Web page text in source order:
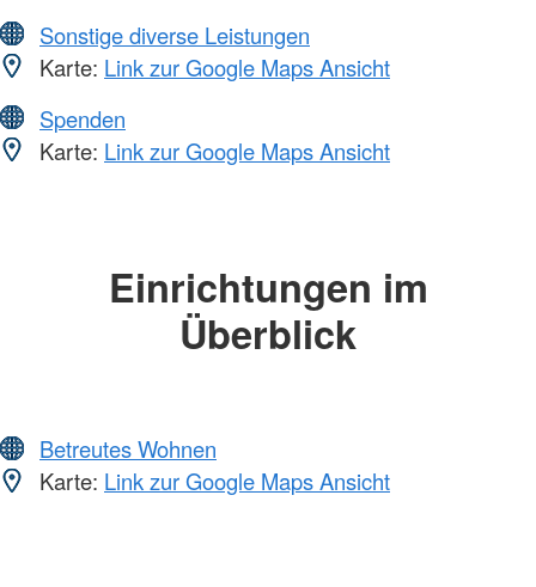
Sonstige diverse Leistungen
Karte: Link zur Google Maps Ansicht
Spenden
Karte: Link zur Google Maps Ansicht
Einrichtungen im
Überblick
Betreutes Wohnen
Karte: Link zur Google Maps Ansicht